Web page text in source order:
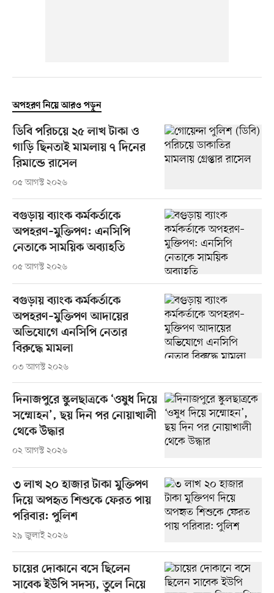
অপহরণ নিয়ে আরও পড়ুন
ডিবি পরিচয়ে ২৫ লাখ টাকা ও
গাড়ি ছিনতাই মামলায় ৭ দিনের
রিমান্ডে রাসেল
০৫ আগস্ট ২০২৬
বগুড়ায় ব্যাংক কর্মকর্তাকে
অপহরণ–মুক্তিপণ: এনসিপি
নেতাকে সাময়িক অব্যাহতি
০৫ আগস্ট ২০২৬
বগুড়ায় ব্যাংক কর্মকর্তাকে
অপহরণ–মুক্তিপণ আদায়ের
অভিযোগে এনসিপি নেতার
বিরুদ্ধে মামলা
০৩ আগস্ট ২০২৬
দিনাজপুরে স্কুলছাত্রকে ‘ওষুধ দিয়ে
সম্মোহন’, ছয় দিন পর নোয়াখালী
থেকে উদ্ধার
০২ আগস্ট ২০২৬
৩ লাখ ২০ হাজার টাকা মুক্তিপণ
দিয়ে অপহৃত শিশুকে ফেরত পায়
পরিবার: পুলিশ
২৯ জুলাই ২০২৬
চায়ের দোকানে বসে ছিলেন
সাবেক ইউপি সদস্য, তুলে নিয়ে